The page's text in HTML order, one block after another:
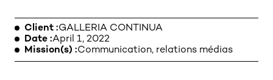
Client GALLERIA CONTINUA
Date April 1, 2022
Mission(s) Communication, relations médias